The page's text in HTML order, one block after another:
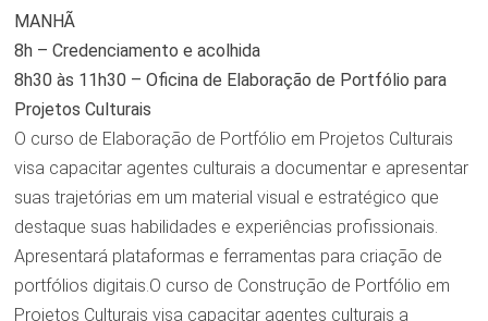
MANHÃ
8h – Credenciamento e acolhida
8h30 às 11h30 – Oficina de Elaboração de Portfólio para
Projetos Culturais
O curso de Elaboração de Portfólio em Projetos Culturais
visa capacitar agentes culturais a documentar e apresentar
suas trajetórias em um material visual e estratégico que
destaque suas habilidades e experiências profissionais.
Apresentará plataformas e ferramentas para criação de
portfólios digitais.O curso de Construção de Portfólio em
Projetos Culturais visa capacitar agentes culturais a